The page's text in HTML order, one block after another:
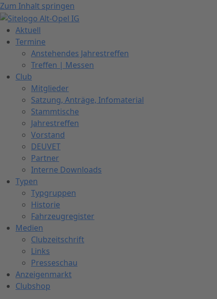
Zum Inhalt springen
Aktuell
Termine
Anstehendes Jahrestreffen
Treffen | Messen
Club
Mitglieder
Satzung, Anträge, Infomaterial
Stammtische
Jahrestreffen
Vorstand
DEUVET
Partner
Interne Downloads
Typen
Typgruppen
Historie
Fahrzeugregister
Medien
Clubzeitschrift
Links
Presseschau
Anzeigenmarkt
Clubshop